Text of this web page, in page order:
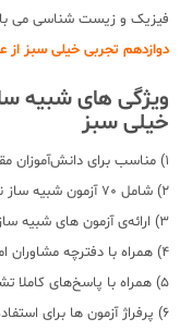
فیزیک و زیست شناسی می
دوازدهم تجربی خیلی سبز
ویژگی های شبیه
خیلی سبز
1) مناسب برای دانش‌آموزان مقطع دوازدهم رشته تجربی
2) شامل 70 آزمون شبیه ساز نهایی و امتحانات نهایی خرداد 1403 و 1404
3) ارائه‌ی آزمون های شبیه ساز با پوشش حداکثری کتاب درسی
4) همراه با دفترچه مشاوران امتحانت رو قورت بده و APP هوشمند
5) همراه با پاسخ‌های کاملا تشریحی و تحلیل سوالات به همراه ریز بارم بندی
6) پرفراژ آزمون ها برای استفاده راحت تر و شبیه سازی کامل تر